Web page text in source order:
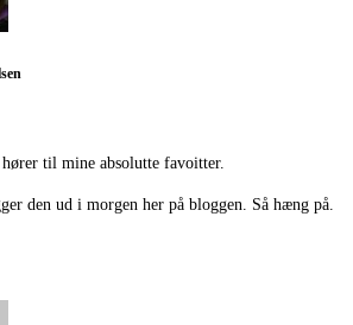
til mine absolutte favoitter.
den ud i morgen her på bloggen. Så hæng på.